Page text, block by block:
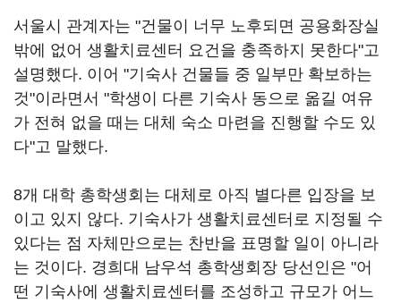
서울시 관계자는 "건물이 너무 노후되면 공용화장실
밖에 없어 생활치료센터 요건을 충족하지 못한다"고
설명했다. 이어 "기숙사 건물들 중 일부만 확보하는
것"이라면서 "학생이 다른 기숙사 동으로 옮길 여유
가 전혀 없을 때는 대체 숙소 마련을 진행할 수도 있
다"고 말했다.
8개 대학 총학생회는 대체로 아직 별다른 입장을 보
이고 있지 않다. 기숙사가 생활치료센터로 지정될 수
있다는 점 자체만으로는 찬반을 표명할 일이 아니라
는 것이다. 경희대 남우석 총학생회장 당선인은 "어
떤 기숙사에 생활치료센터를 조성하고 규모가 어느